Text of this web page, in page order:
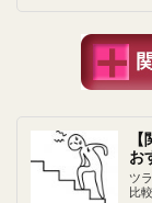
お
ツ
比